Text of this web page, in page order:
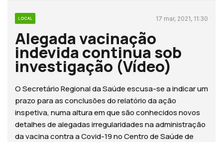
LOCAL 17 mar, 2021, 11:30
Alegada vacinação
indevida continua sob
investigação (Vídeo)
O Secretário Regional da Saúde escusa-se a indicar um
prazo para as conclusões do relatório da ação
inspetiva, numa altura em que são conhecidos novos
detalhes de alegadas irregularidades na administração
da vacina contra a Covid-19 no Centro de Saúde de